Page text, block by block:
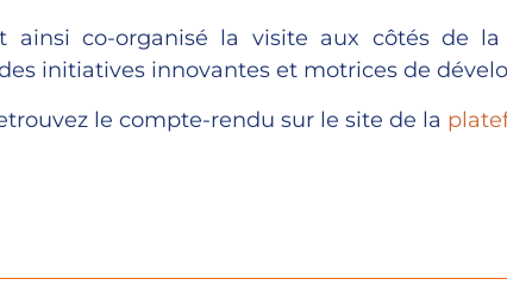
ainsi co-organisé la visite aux côtés de
initiatives innovantes et motrices de
le compte-rendu sur le site de la